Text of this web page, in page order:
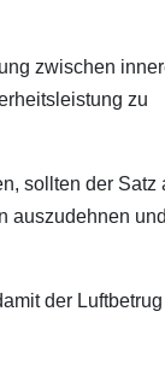
zwischen
zu
sollten der Satz
auszudehnen
der